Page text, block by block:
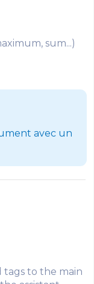
sum...)
avec un
to the main